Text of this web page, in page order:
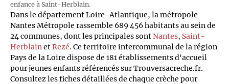
enfance à Saint-Herblain.
Dans le département Loire-Atlantique, la métropole
Nantes Métropole rassemble 689 456 habitants au sein de
24 communes, dont les principales sontNantes, Saint-
Herblain etRezé. Ce territoire intercommunal de la région
Pays de la Loire dispose de 181 établissements d'accueil
pour jeunes enfants référencés sur Trouversacreche.fr.
Consultez les fiches détaillées de chaque crèche pour